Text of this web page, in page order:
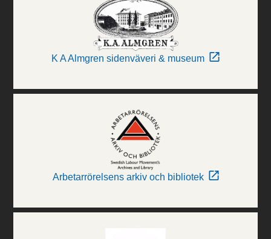
K A Almgren sidenväveri & museum
Arbetarrörelsens arkiv och bibliotek